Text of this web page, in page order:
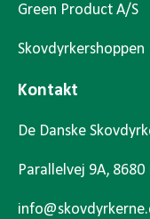
Green Product A/S
Skovdyrkershoppen
Kontakt
De Danske
Parallelvej 9A, 8680